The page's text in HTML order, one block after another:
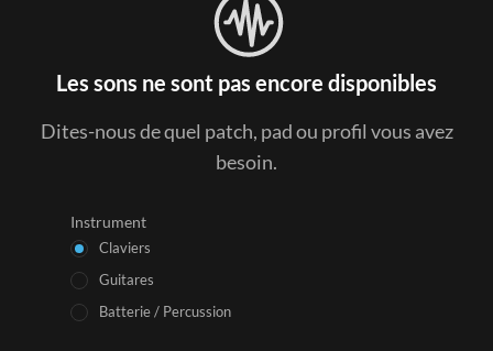
Les sons ne sont pas encore disponibles
Dites-nous de quel patch, pad ou profil vous avez
besoin.
Instrument
Claviers
Guitares
Batterie / Percussion